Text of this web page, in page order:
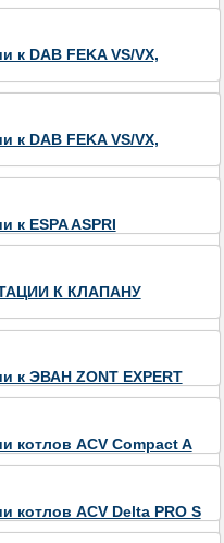
к DAB FEKA VS/VX,
к DAB FEKA VS/VX,
к ESPA ASPRI
К КЛАПАНУ
к ЭВАН ZONT EXPERT
котлов ACV Compact A
котлов ACV Delta PRO S